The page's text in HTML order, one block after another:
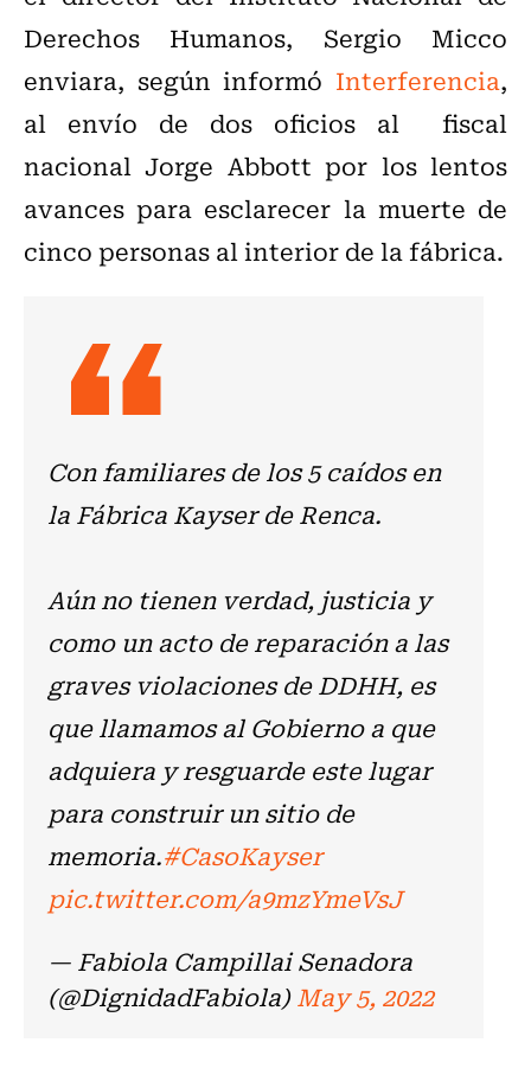
Derechos Humanos, Sergio Micco
enviara, según informó Interferencia,
al envío de dos oficios al fiscal
nacional Jorge Abbott por los lentos
avances para esclarecer la muerte de
cinco personas al interior de la fábrica.
Con familiares de los 5 caídos en
la Fábrica Kayser de Renca.
Aún no tienen verdad, justicia y
como un acto de reparación a las
graves violaciones de DDHH, es
que llamamos al Gobierno a que
adquiera y resguarde este lugar
para construir un sitio de
memoria.#CasoKayser
pic.twitter.com/a9mzYmeVsJ
— Fabiola Campillai Senadora
(@DignidadFabiola)May 5, 2022